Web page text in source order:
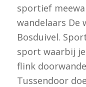
sportief
wandelaars De
Bosduivel.
sport waarbij
flink
Tussendoor